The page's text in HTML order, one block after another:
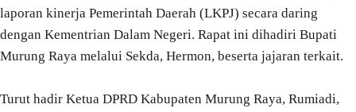
laporan kinerja Pemerintah Daerah (LKPJ) secara daring
dengan Kementrian Dalam Negeri. Rapat ini dihadiri Bupati
Murung Raya melalui Sekda, Hermon, beserta jajaran terkait.
Turut hadir Ketua DPRD Kabupaten Murung Raya, Rumiadi,